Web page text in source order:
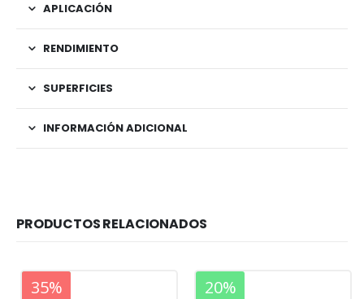
APLICACIÓN
RENDIMIENTO
SUPERFICIES
INFORMACIÓN ADICIONAL
PRODUCTOS RELACIONADOS
20%
35%
20%